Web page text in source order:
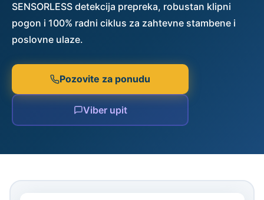
SENSORLESS detekcija prepreka, robustan klipni
pogon i 100% radni ciklus za zahtevne stambene i
poslovne ulaze.
Pozovite za ponudu
Viber upit